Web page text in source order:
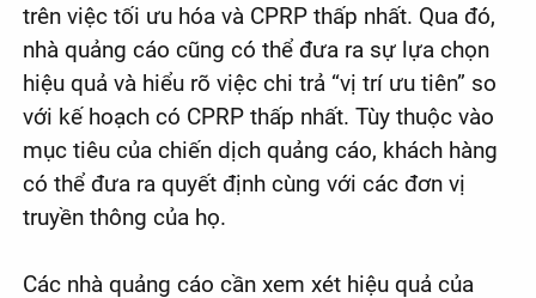
trên việc tối ưu hóa và CPRP thấp nhất. Qua đó,
nhà quảng cáo cũng có thể đưa ra sự lựa chọn
hiệu quả và hiểu rõ việc chi trả “vị trí ưu tiên” so
với kế hoạch có CPRP thấp nhất. Tùy thuộc vào
mục tiêu của chiến dịch quảng cáo, khách hàng
có thể đưa ra quyết định cùng với các đơn vị
truyền thông của họ.
Các nhà quảng cáo cần xem xét hiệu quả của